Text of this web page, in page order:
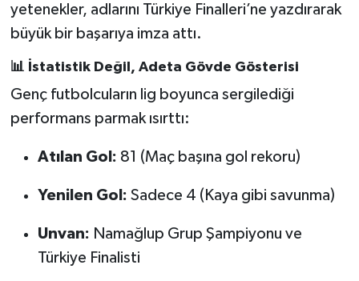
yetenekler, adlarını Türkiye Finalleri’ne yazdırarak
büyük bir başarıya imza attı.
📊 İstatistik Değil, Adeta Gövde Gösterisi
Genç futbolcuların lig boyunca sergilediği
performans parmak ısırttı:
Atılan Gol: 81 (Maç başına gol rekoru)
Yenilen Gol: Sadece 4 (Kaya gibi savunma)
Unvan: Namağlup Grup Şampiyonu ve
Türkiye Finalisti